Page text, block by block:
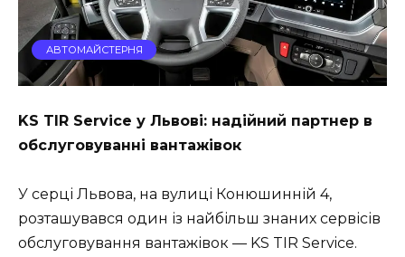
АВТОМАЙСТЕРНЯ
KS TIR Service у Львові: надійний партнер в
обслуговуванні вантажівок
У серці Львова, на вулиці Конюшинній 4,
розташувався один із найбільш знаних сервісів
обслуговування вантажівок — KS TIR Service.